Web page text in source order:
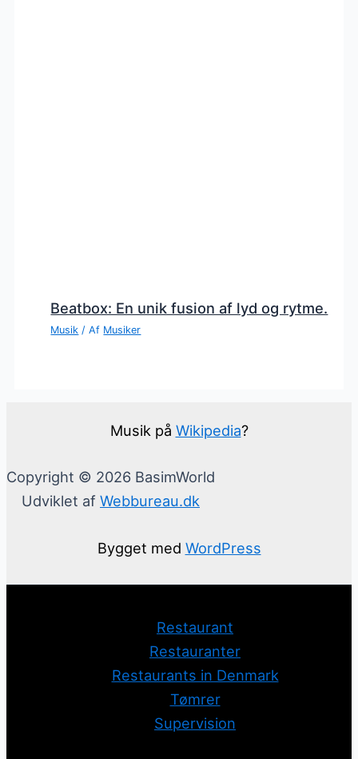
Beatbox: En unik fusion af lyd og rytme.
Musik / Af Musiker
Musik på Wikipedia?
Copyright © 2026 BasimWorld
Udviklet af Webbureau.dk
Bygget med WordPress
Restaurant
Restauranter
Restaurants in Denmark
Tømrer
Supervision